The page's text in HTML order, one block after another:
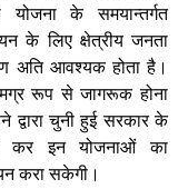
के समयान्तर्गत
के लिए क्षेत्रीय जनता
अति आवश्यक होता है।
रूप से जागरूक होना
चुनी हुई सरकार के
कर इन योजनाओं का
करा सकेगी।